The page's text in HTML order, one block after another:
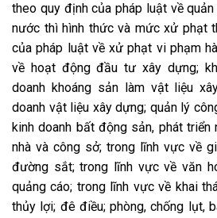
theo quy định của pháp luật về
nước thì hình thức và mức xử phạt
của pháp luật về xử phạt vi phạm
về hoạt động đầu tư xây dựng;
doanh khoáng sản làm vật liệu
doanh vật liệu xây dựng; quản lý
kinh doanh bất động sản, phát
nhà và công sở; trong lĩnh vực về
đường sắt; trong lĩnh vực về văn
quảng cáo; trong lĩnh vực về khai
thủy lợi; đê điều; phòng, chống lụt,